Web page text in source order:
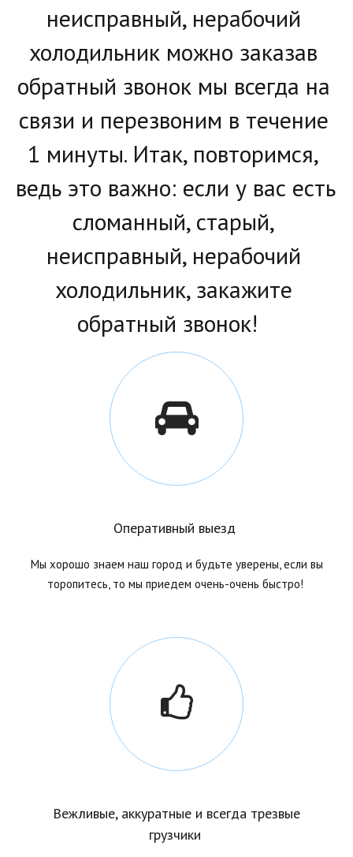
неисправный, нерабочий
холодильник можно заказав
обратный звонок мы всегда на
связи и перезвоним в течение
1 минуты. Итак, повторимся,
ведь это важно: если у вас есть
сломанный, старый,
неисправный, нерабочий
холодильник, закажите
обратный звонок!
Оперативный выезд
Мы хорошо знаем наш город и будьте уверены, если вы
торопитесь, то мы приедем очень-очень быстро!
Вежливые, аккуратные и всегда трезвые
грузчики